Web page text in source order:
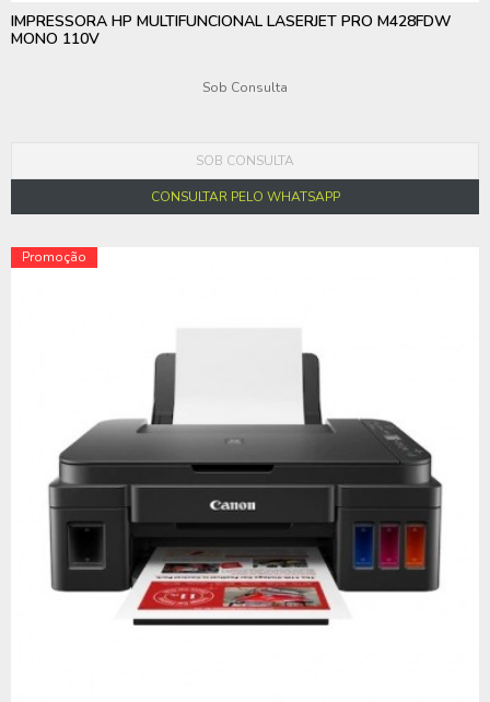
IMPRESSORA HP MULTIFUNCIONAL LASERJET PRO M428FDW
MONO 110V
Sob Consulta
SOB CONSULTA
CONSULTAR PELO WHATSAPP
Promoção